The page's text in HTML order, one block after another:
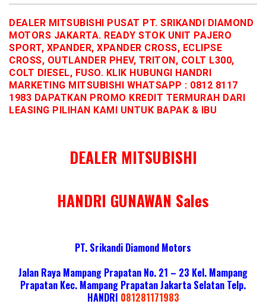
DEALER MITSUBISHI PUSAT PT. SRIKANDI DIAMOND
MOTORS JAKARTA. READY STOK UNIT PAJERO
SPORT, XPANDER, XPANDER CROSS, ECLIPSE
CROSS, OUTLANDER PHEV, TRITON, COLT L300,
COLT DIESEL, FUSO. KLIK HUBUNGI HANDRI
MARKETING MITSUBISHI WHATSAPP : 0812 8117
1983 DAPATKAN PROMO KREDIT TERMURAH DARI
LEASING PILIHAN KAMI UNTUK BAPAK & IBU
DEALER MITSUBISHI
HANDRI GUNAWAN Sales
PT. Srikandi Diamond Motors
Jalan Raya Mampang Prapatan No. 21 – 23 Kel. Mampang
Prapatan Kec. Mampang Prapatan Jakarta Selatan Telp.
HANDRI 081281171983